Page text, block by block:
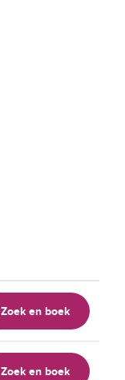
Zoek en boek
Zoek en boek